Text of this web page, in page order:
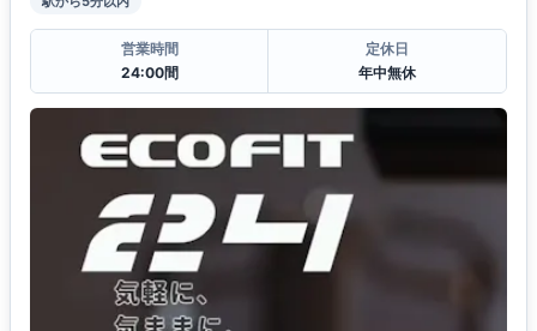
営業時間
24:00間
定休日
年中無休